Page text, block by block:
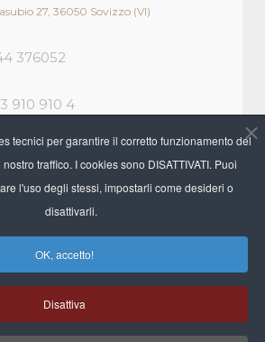
tecnici per garantire il corretto funzionamento del
traffico. I cookies sono DISATTIVATI. Puoi
l'uso degli stessi, impostarli come desideri o
disattivarli.
OK, accetto!
Disattiva
27, 36050 Sovizzo (VI)
376052
910 910 4